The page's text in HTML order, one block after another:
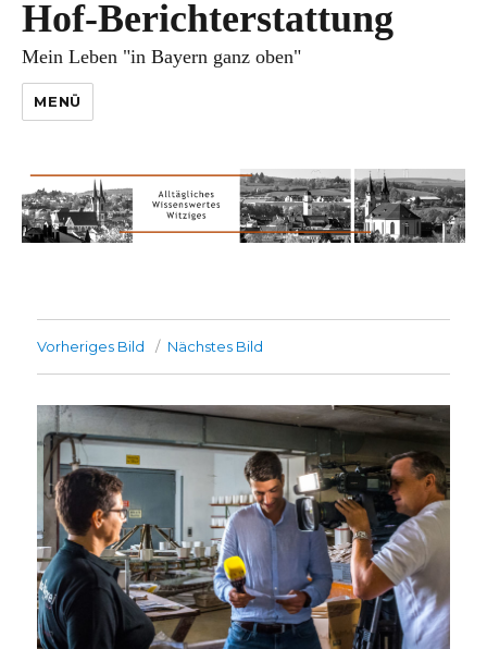
Hof-Berichterstattung
Mein Leben "in Bayern ganz oben"
MENÜ
Vorheriges Bild Nächstes Bild